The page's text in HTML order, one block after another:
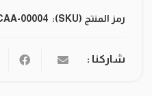
رمز المنتج (SKU): 00004
شاركنا :